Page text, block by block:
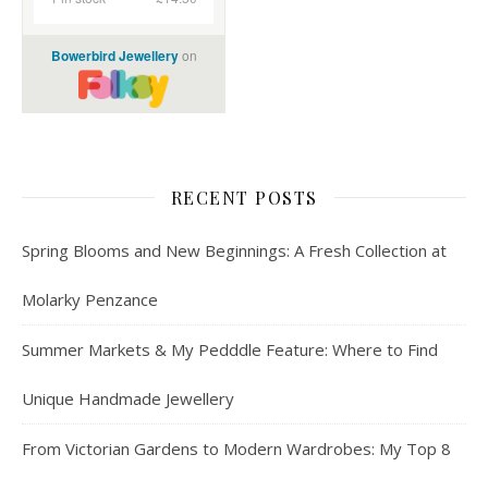
RECENT POSTS
Spring Blooms and New Beginnings: A Fresh Collection at
Molarky Penzance
Summer Markets & My Pedddle Feature: Where to Find
Unique Handmade Jewellery
From Victorian Gardens to Modern Wardrobes: My Top 8